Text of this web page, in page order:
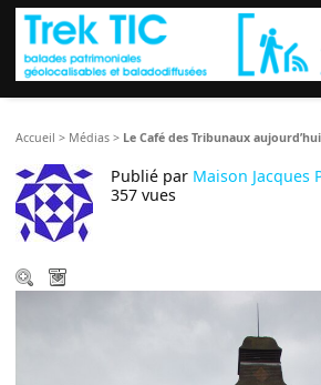
Accueil > Médias > Le Café des Tribunaux aujourd’hui
Publié par Maison Jacques
357 vues